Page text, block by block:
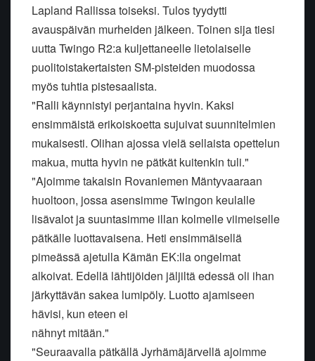
Lapland Rallissa toiseksi. Tulos tyydytti
avauspäivän murheiden jälkeen. Toinen sija tiesi
uutta Twingo R2:a kuljettaneelle lietolaiselle
puolitoistakertaisten SM-pisteiden muodossa
myös tuhtia pistesaalista.
"Ralli käynnistyi perjantaina hyvin. Kaksi
ensimmäistä erikoiskoetta sujuivat suunnitelmien
mukaisesti. Olihan ajossa vielä sellaista opettelun
makua, mutta hyvin ne pätkät kuitenkin tuli."
"Ajoimme takaisin Rovaniemen Mäntyvaaraan
huoltoon, jossa asensimme Twingon keulalle
lisävalot ja suuntasimme illan kolmelle viimeiselle
pätkälle luottavaisena. Heti ensimmäisellä
pimeässä ajetulla Kämän EK:lla ongelmat
alkoivat. Edellä lähtijöiden jäljiltä edessä oli ihan
järkyttävän sakea lumipöly. Luotto ajamiseen
hävisi, kun eteen ei
nähnyt mitään."
"Seuraavalla pätkällä Jyrhämäjärvellä ajoimme